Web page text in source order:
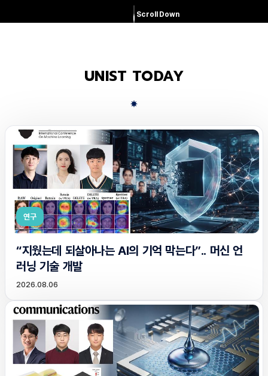
Scroll Down
UNIST TODAY
연구
“지웠는데 되살아나는 AI의 기억 막는다”.. 머신 언
러닝 기술 개발
2026.08.06